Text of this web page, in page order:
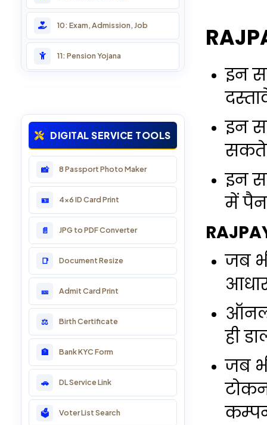
इन
इन
इन
में पैन
जब
ही
जब
10: Exam, Admission, Job
11: Pension Yojana
13: Marriage, Birth & Death
14: PAN Card & Business
DIGITAL SERVICE TOOLS
📸 8 Passport Photo Maker
🪪 4x6 ID Card Print
📄 JPG to PDF Converter
📑 Document Resize
🎫 Admit Card Print
⚖️ Birth Certificate
🏦 Bank KYC Form
🚗 DL Service Link
🗳️ Voter List Search